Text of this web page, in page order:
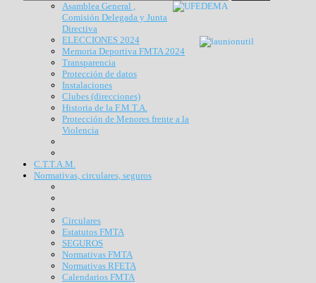
Asamblea General ,
Comisión Delegada y Junta
Directiva
ELECCIONES 2024
Memoria Deportiva FMTA 2024
Transparencia
Protección de datos
Instalaciones
Clubes (direcciones)
Historia de la F.M.T.A.
Protección de Menores frente a la
Violencia
C.T.T.A.M.
Normativas, circulares, seguros
Circulares
Estatutos FMTA
SEGUROS
Normativas FMTA
Normativas RFETA
Calendarios FMTA